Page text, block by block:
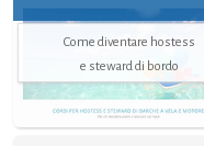
Come diventare hostess
e steward di bordo